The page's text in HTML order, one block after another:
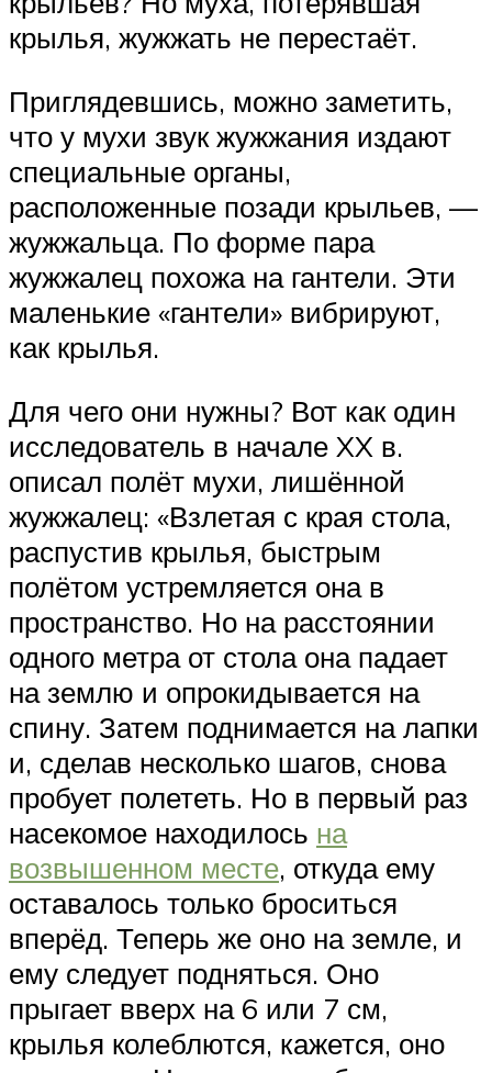
крылья, жужжать не перестаёт.
Приглядевшись, можно заметить,
что у мухи звук жужжания издают
специальные органы,
расположенные позади крыльев, —
жужжальца. По форме пара
жужжалец похожа на гантели. Эти
маленькие «гантели» вибрируют,
как крылья.
Для чего они нужны? Вот как один
исследователь в начале XX в.
описал полёт мухи, лишённой
жужжалец: «Взлетая с края стола,
распустив крылья, быстрым
полётом устремляется она в
пространство. Но на расстоянии
одного метра от стола она падает
на землю и опрокидывается на
спину. Затем поднимается на лапки
и, сделав несколько шагов, снова
пробует полететь. Но в первый раз
насекомое находилось на
возвышенном месте, откуда ему
оставалось только броситься
вперёд. Теперь же оно на земле, и
ему следует подняться. Оно
прыгает вверх на 6 или 7 см,
крылья колеблются, кажется, оно